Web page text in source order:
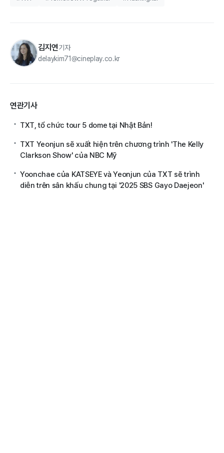
김지연기자
delaykim71@cineplay.co.kr
연관기사
TXT, tổ chức tour 5 dome tại Nhật Bản!
TXT Yeonjun sẽ xuất hiện trên chương trình 'The Kelly
Clarkson Show' của NBC Mỹ
Yoonchae của KATSEYE và Yeonjun của TXT sẽ trình
diễn trên sân khấu chung tại '2025 SBS Gayo Daejeon'